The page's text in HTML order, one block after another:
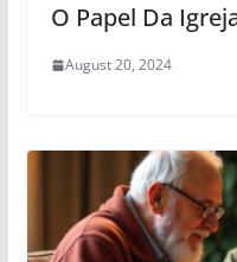
O Papel Da
August 20, 2024